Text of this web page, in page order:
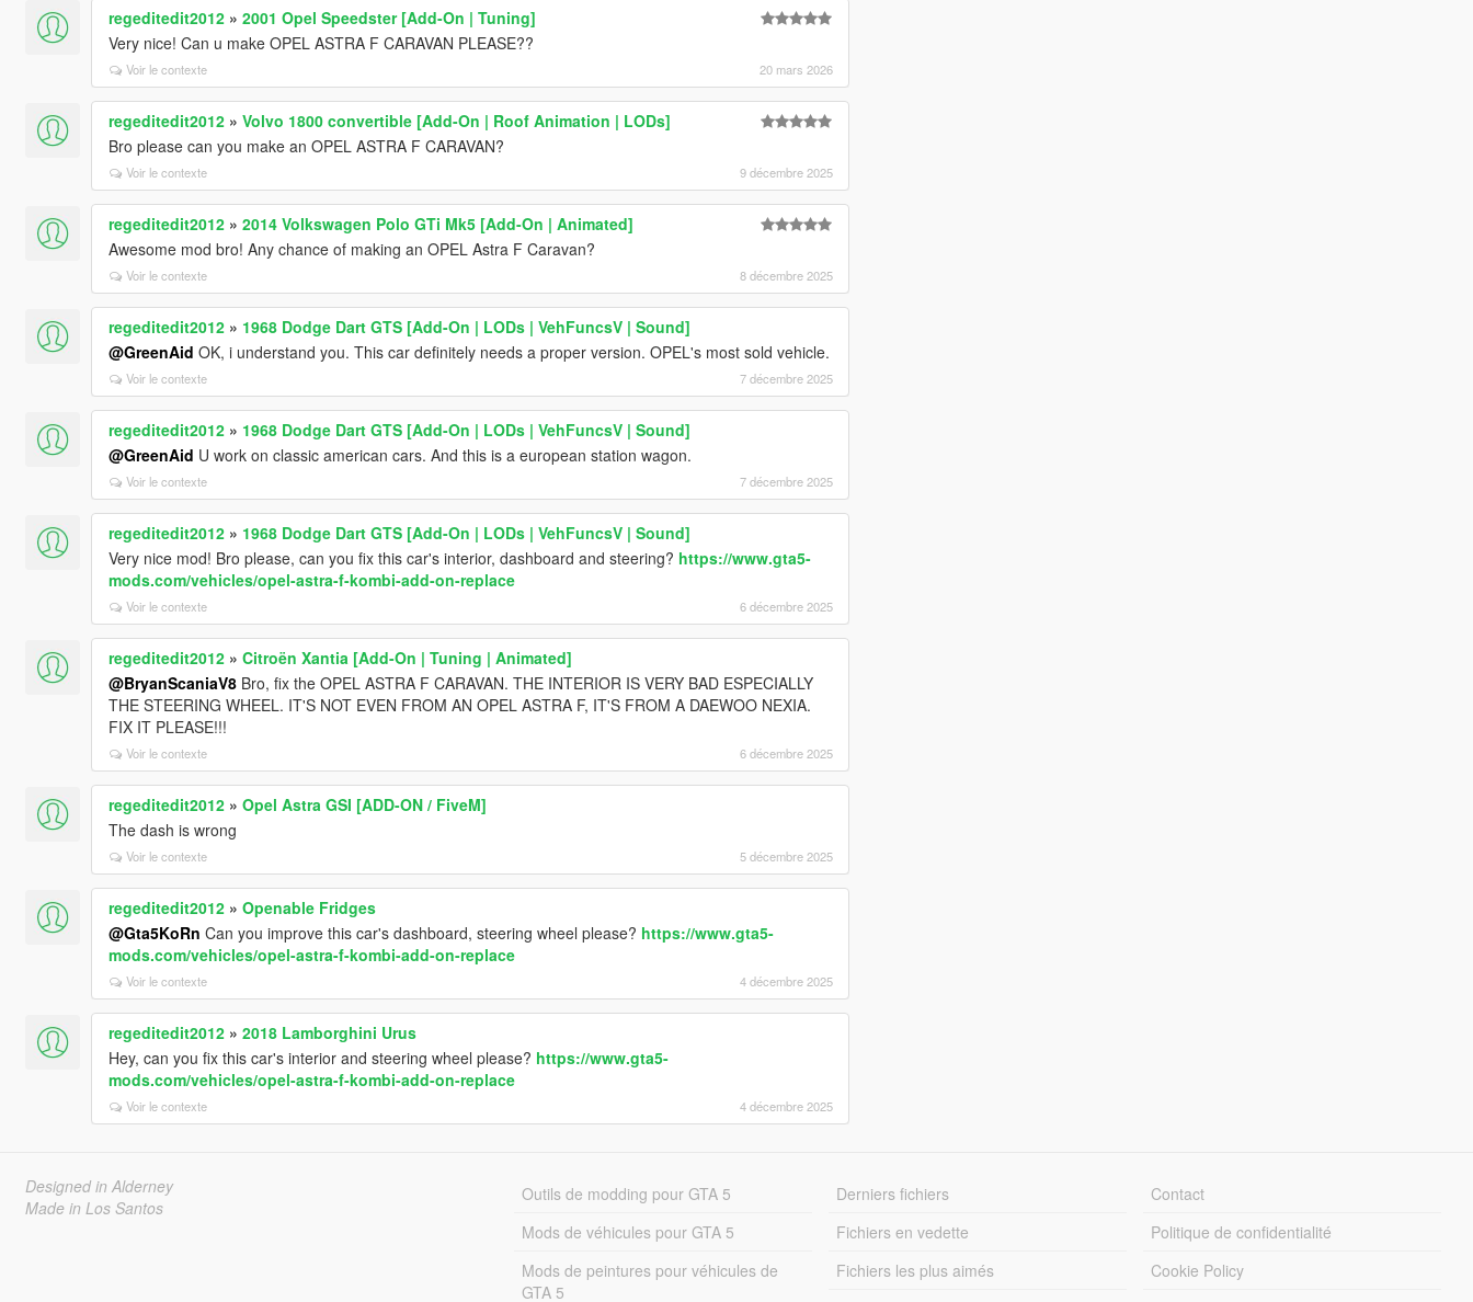
regeditedit2012» 2001 Opel Speedster [Add-On | Tuning]
Very nice! Can u make OPEL ASTRA F CARAVAN PLEASE??
Voir le contexte 20 mars 2026
regeditedit2012» Volvo 1800 convertible [Add-On | Roof Animation | LODs]
Bro please can you make an OPEL ASTRA F CARAVAN?
Voir le contexte 9 décembre 2025
regeditedit2012» 2014 Volkswagen Polo GTi Mk5 [Add-On | Animated]
Awesome mod bro! Any chance of making an OPEL Astra F Caravan?
Voir le contexte 8 décembre 2025
regeditedit2012» 1968 Dodge Dart GTS [Add-On | LODs | VehFuncsV | Sound]
@GreenAid OK, i understand you. This car definitely needs a proper version. OPEL's most sold vehicle.
Voir le contexte 7 décembre 2025
regeditedit2012» 1968 Dodge Dart GTS [Add-On | LODs | VehFuncsV | Sound]
@GreenAid U work on classic american cars. And this is a european station wagon.
Voir le contexte 7 décembre 2025
regeditedit2012» 1968 Dodge Dart GTS [Add-On | LODs | VehFuncsV | Sound]
Very nice mod! Bro please, can you fix this car's interior, dashboard and steering? https://www.gta5-
mods.com/vehicles/opel-astra-f-kombi-add-on-replace
Voir le contexte 6 décembre 2025
regeditedit2012» Citroën Xantia [Add-On | Tuning | Animated]
@BryanScaniaV8Bro, fix the OPEL ASTRA F CARAVAN. THE INTERIOR IS VERY BAD ESPECIALLY
THE STEERING WHEEL. IT'S NOT EVEN FROM AN OPEL ASTRA F, IT'S FROM A DAEWOO NEXIA.
FIX IT PLEASE!!!
Voir le contexte 6 décembre 2025
regeditedit2012» Opel Astra GSI [ADD-ON / FiveM]
The dash is wrong
Voir le contexte 5 décembre 2025
regeditedit2012» Openable Fridges
@Gta5KoRn Can you improve this car's dashboard, steering wheel please? https://www.gta5-
mods.com/vehicles/opel-astra-f-kombi-add-on-replace
Voir le contexte 4 décembre 2025
regeditedit2012» 2018 Lamborghini Urus
Hey, can you fix this car's interior and steering wheel please? https://www.gta5-
mods.com/vehicles/opel-astra-f-kombi-add-on-replace
Voir le contexte 4 décembre 2025
Designed in Alderney
Made in Los Santos
Outils de modding pour GTA 5
Mods de véhicules pour GTA 5
Mods de peintures pour véhicules de
GTA 5
Derniers fichiers
Fichiers en vedette
Fichiers les plus aimés
Contact
Politique de confidentialité
Cookie Policy